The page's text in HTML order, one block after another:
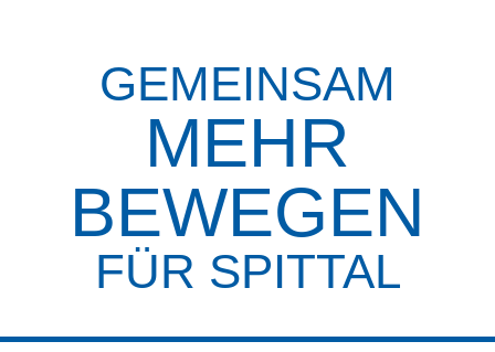
GEMEINSAM
MEHR
BEWEGEN
FÜR SPITTAL